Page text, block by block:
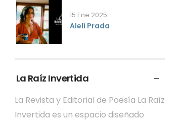
15 Ene 2025
Alelí Prada
La Raíz Invertida
La Revista y Editorial de Poesía La Raíz
Invertida es un espacio diseñado